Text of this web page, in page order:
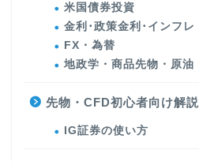
米国債券投資
金利･政策金利･インフレ
FX・為替
地政学・商品先物・原油
先物・CFD初心者向け解説
IG証券の使い方